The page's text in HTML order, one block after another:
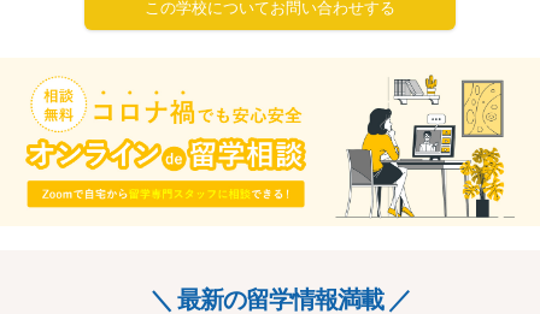
この学校についてお問い合わせする
＼ 最新の留学情報満載 ／